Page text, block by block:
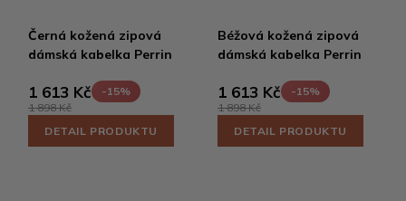
Černá kožená zipová
dámská kabelka Perrin
1 613 Kč
-15%
1 898 Kč
DETAIL PRODUKTU
Béžová kožená zipová
dámská kabelka Perrin
1 613 Kč
-15%
1 898 Kč
DETAIL PRODUKTU